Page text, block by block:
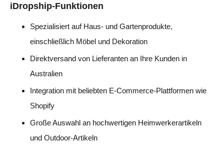
iDropship-Funktionen
Spezialisiert auf Haus- und Gartenprodukte,
einschließlich Möbel und Dekoration
Direktversand von Lieferanten an Ihre Kunden in
Australien
Integration mit beliebten E-Commerce-Plattformen wie
Shopify
Große Auswahl an hochwertigen Heimwerkerartikeln
und Outdoor-Artikeln